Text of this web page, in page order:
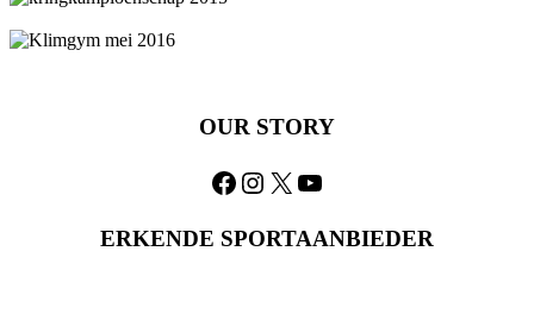
OUR STORY
Facebook
Instagram
X YouTube
ERKENDE SPORTAANBIEDER